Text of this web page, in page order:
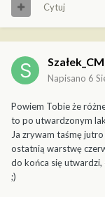
Cytuj
Napisano 6
Powiem Tobie że
to po utwardzonym
Ja zrywam taśmę
ostatnią warstwę
do końca się utwardzi,
;)